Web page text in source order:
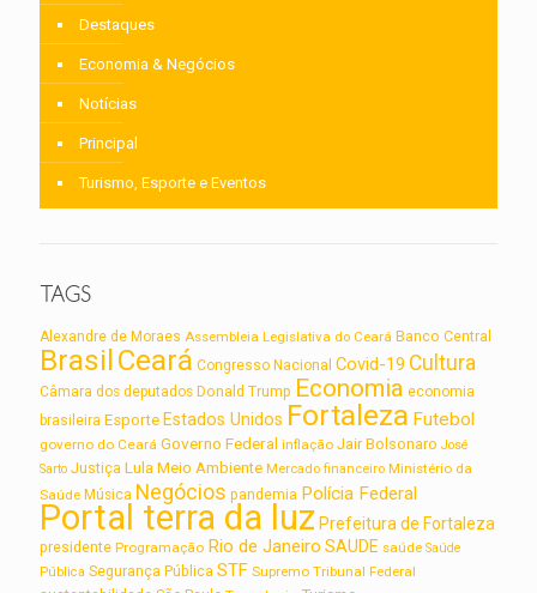
Destaques
Economia & Negócios
Notícias
Principal
Turismo, Esporte e Eventos
TAGS
Alexandre de Moraes Assembleia Legislativa do Ceará Banco Central
BrasilCeará Congresso Nacional Covid-19 Cultura
Câmara dos deputados Donald Trump Economia economia
brasileira Esporte Estados Unidos Fortaleza Futebol
governo do Ceará Governo Federal inflação Jair Bolsonaro José
Sarto Justiça Lula Meio Ambiente Mercado financeiro Ministério da
Saúde Música Negócios pandemia Polícia Federal
Portal terra da luz Prefeitura de Fortaleza
presidente Programação Rio de Janeiro SAUDE saúde Saúde
Pública Segurança Pública STF Supremo Tribunal Federal